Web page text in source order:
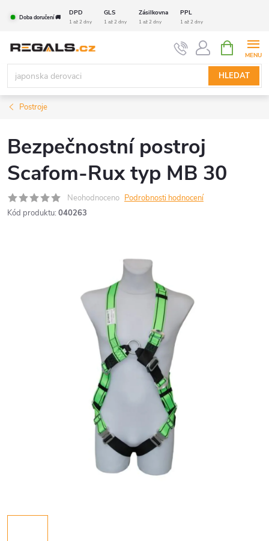
Doba doručení 🚚
DPD GLS Zásilkovna PPL
1 až 2 dny 1 až 2 dny 1 až 2 dny 1 až 2 dny
HLEDAT
NÁKUPNÍ
KOŠÍK
Postroje
Bezpečnostní postroj
Scafom-Rux typ MB 30
Neohodnoceno Podrobnosti hodnocení
Kód produktu: 040263